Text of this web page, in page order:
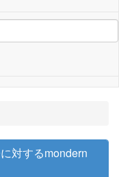
対するmondern